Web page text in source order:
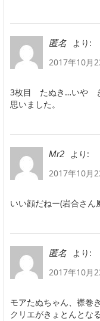
匿名
より:
2017年10月
3枚目 たぬき…いや
思いました。
Mr2
より:
2017年10月
いい顔だねー(岩合さん
匿名
より:
2017年10月
モアたぬちゃん、襟巻
クリエがきょとんとな